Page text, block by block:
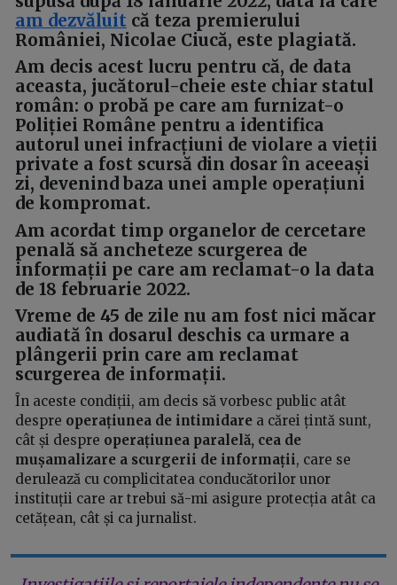
am dezvăluit că teza premierului
României, Nicolae Ciucă, este plagiată.
Am decis acest lucru pentru că, de data
aceasta, jucătorul-cheie este chiar statul
român: o probă pe care am furnizat-o
Poliției Române pentru a identifica
autorul unei infracțiuni de violare a vieții
private a fost scursă din dosar în aceeași
zi, devenind baza unei ample operațiuni
de kompromat.
Am acordat timp organelor de cercetare
penală să ancheteze scurgerea de
informații pe care am reclamat-o la data
de 18 februarie 2022.
Vreme de 45 de zile nu am fost nici măcar
audiată în dosarul deschis ca urmare a
plângerii prin care am reclamat
scurgerea de informații.
În aceste condiții, am decis să vorbesc public atât
despre operațiunea de intimidare a cărei țintă sunt,
cât și despre operațiunea paralelă, cea de
mușamalizare a scurgerii de informații, care se
derulează cu complicitatea conducătorilor unor
instituții care ar trebui să-mi asigure protecția atât ca
cetățean, cât și ca jurnalist.